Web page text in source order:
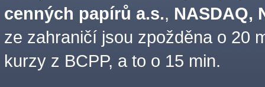
cenných papírů a.s., NASDAQ,
ze zahraničí jsou zpožděna o 20
kurzy z BCPP, a to o 15 min.